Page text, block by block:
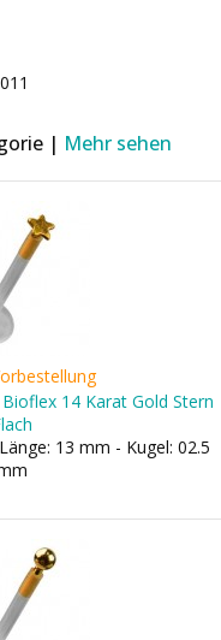
| Mehr sehen
14 Karat Gold Stern
13 mm - Kugel: 02.5